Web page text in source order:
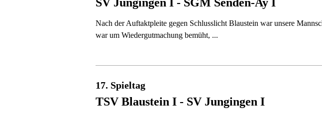
Nach der Auftaktpleite gegen Schlusslicht Blaustein war unsere
war um Wiedergutmachung bemüht, ...
17. Spieltag
TSV Blaustein I - SV Jungingen I